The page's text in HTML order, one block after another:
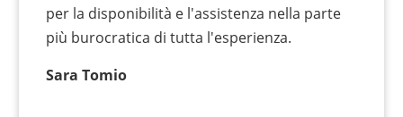
per la disponibilità e l'assistenza nella parte
più burocratica di tutta l'esperienza.
Sara Tomio